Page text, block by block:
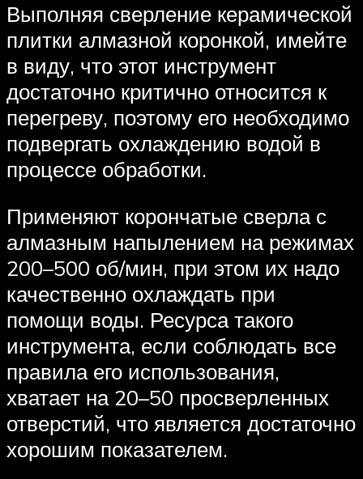
Выполняя сверление керамической
плитки алмазной коронкой, имейте
в виду, что этот инструмент
достаточно критично относится к
перегреву, поэтому его необходимо
подвергать охлаждению водой в
процессе обработки.
Применяют корончатые сверла с
алмазным напылением на режимах
200–500 об/мин, при этом их надо
качественно охлаждать при
помощи воды. Ресурса такого
инструмента, если соблюдать все
правила его использования,
хватает на 20–50 просверленных
отверстий, что является достаточно
хорошим показателем.